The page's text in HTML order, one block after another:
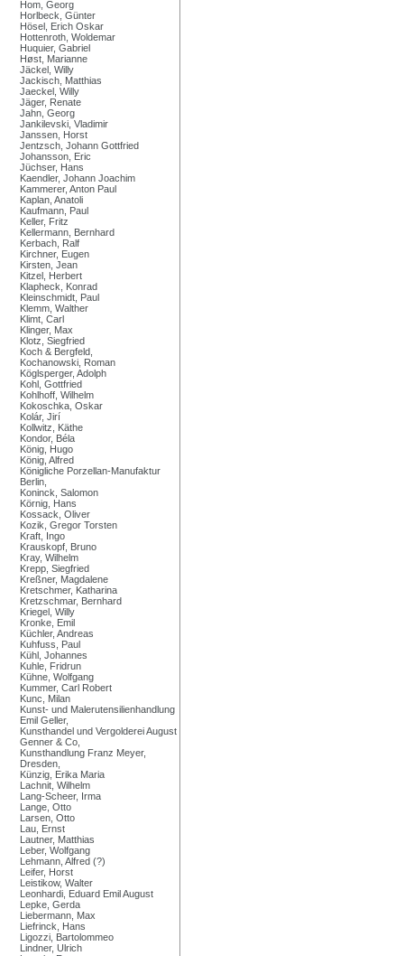
Hom, Georg
Horlbeck, Günter
Hösel, Erich Oskar
Hottenroth, Woldemar
Huquier, Gabriel
Høst, Marianne
Jäckel, Willy
Jackisch, Matthias
Jaeckel, Willy
Jäger, Renate
Jahn, Georg
Jankilevski, Vladimir
Janssen, Horst
Jentzsch, Johann Gottfried
Johansson, Eric
Jüchser, Hans
Kaendler, Johann Joachim
Kammerer, Anton Paul
Kaplan, Anatoli
Kaufmann, Paul
Keller, Fritz
Kellermann, Bernhard
Kerbach, Ralf
Kirchner, Eugen
Kirsten, Jean
Kitzel, Herbert
Klapheck, Konrad
Kleinschmidt, Paul
Klemm, Walther
Klimt, Carl
Klinger, Max
Klotz, Siegfried
Koch & Bergfeld,
Kochanowski, Roman
Köglsperger, Adolph
Kohl, Gottfried
Kohlhoff, Wilhelm
Kokoschka, Oskar
Kolár, Jirí
Kollwitz, Käthe
Kondor, Béla
König, Hugo
König, Alfred
Königliche Porzellan-Manufaktur
Berlin,
Koninck, Salomon
Körnig, Hans
Kossack, Oliver
Kozik, Gregor Torsten
Kraft, Ingo
Krauskopf, Bruno
Kray, Wilhelm
Krepp, Siegfried
Kreßner, Magdalene
Kretschmer, Katharina
Kretzschmar, Bernhard
Kriegel, Willy
Kronke, Emil
Küchler, Andreas
Kuhfuss, Paul
Kühl, Johannes
Kuhle, Fridrun
Kühne, Wolfgang
Kummer, Carl Robert
Kunc, Milan
Kunst- und Malerutensilienhandlung
Emil Geller,
Kunsthandel und Vergolderei August
Genner & Co,
Kunsthandlung Franz Meyer,
Dresden,
Künzig, Erika Maria
Lachnit, Wilhelm
Lang-Scheer, Irma
Lange, Otto
Larsen, Otto
Lau, Ernst
Lautner, Matthias
Leber, Wolfgang
Lehmann, Alfred (?)
Leifer, Horst
Leistikow, Walter
Leonhardi, Eduard Emil August
Lepke, Gerda
Liebermann, Max
Liefrinck, Hans
Ligozzi, Bartolommeo
Lindner, Ulrich